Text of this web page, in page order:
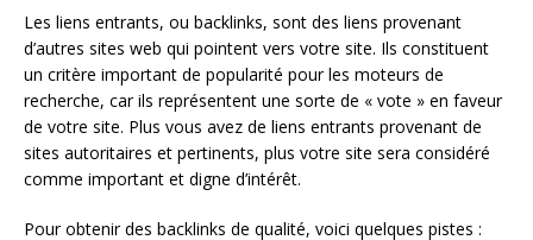
Les liens entrants, ou backlinks, sont des liens provenant
d’autres sites web qui pointent vers votre site. Ils constituent
un critère important de popularité pour les moteurs de
recherche, car ils représentent une sorte de « vote » en faveur
de votre site. Plus vous avez de liens entrants provenant de
sites autoritaires et pertinents, plus votre site sera considéré
comme important et digne d’intérêt.
Pour obtenir des backlinks de qualité, voici quelques pistes :